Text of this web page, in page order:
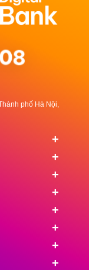
phố Hà Nội,
+
+
+
+
+
+
+
+